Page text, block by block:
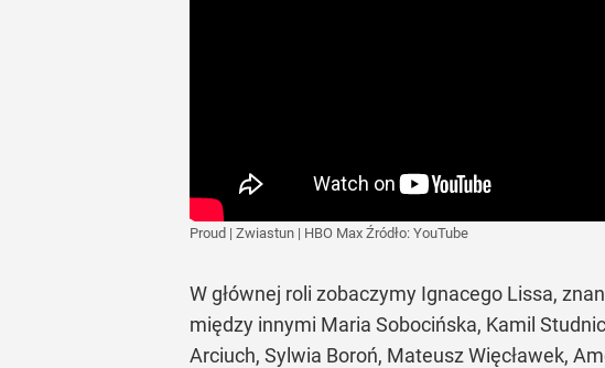
Proud | Zwiastun | HBO Max Źródło: YouTube
W głównej roli zobaczymy Ignacego Lissa,
między innymi Maria Sobocińska, Kamil
Arciuch, Sylwia Boroń, Mateusz Więcławek,